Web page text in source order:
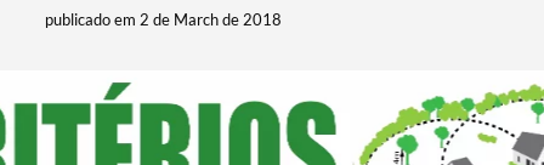
publicado em 2 de March de 2018